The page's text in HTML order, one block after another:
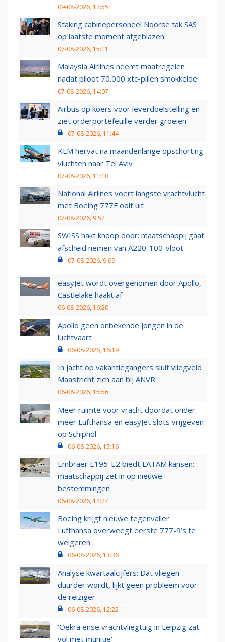
09-08-2026, 12:55
Staking cabinepersoneel Noorse tak SAS
op laatste moment afgeblazen
07-08-2026, 15:11
Malaysia Airlines neemt maatregelen
nadat piloot 70.000 xtc-pillen smokkelde
07-08-2026, 14:07
Airbus op koers voor leverdoelstelling en
ziet orderportefeuille verder groeien
07-08-2026, 11:44
KLM hervat na maandenlange opschorting
vluchten naar Tel Aviv
07-08-2026, 11:10
National Airlines voert langste vrachtvlucht
met Boeing 777F ooit uit
07-08-2026, 9:52
SWISS hakt knoop door: maatschappij gaat
afscheid nemen van A220-100-vloot
07-08-2026, 9:09
easyJet wordt overgenomen door Apollo,
Castlelake haakt af
06-08-2026, 16:20
Apollo geen onbekende jongen in de
luchtvaart
06-08-2026, 16:19
In jacht op vakantiegangers sluit vliegveld
Maastricht zich aan bij ANVR
06-08-2026, 15:56
Meer ruimte voor vracht doordat onder
meer Lufthansa en easyJet slots vrijgeven
op Schiphol
06-08-2026, 15:16
Embraer E195-E2 biedt LATAM kansen:
maatschappij zet in op nieuwe
bestemmingen
06-08-2026, 14:27
Boeing krijgt nieuwe tegenvaller:
Lufthansa overweegt eerste 777-9’s te
weigeren
06-08-2026, 13:36
Analyse kwartaalcijfers: Dat vliegen
duurder wordt, lijkt geen probleem voor
de reiziger
06-08-2026, 12:22
'Oekraïense vrachtvliegtuig in Leipzig zat
vol met munitie'